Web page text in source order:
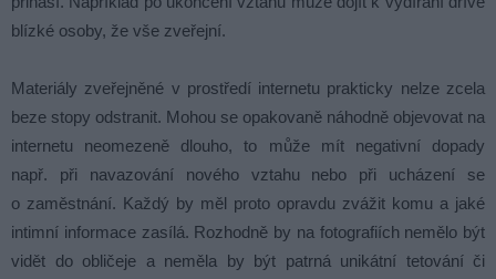
blízké osoby, že vše zveřejní.
Materiály zveřejněné v prostředí internetu prakticky nelze zcela
beze stopy odstranit. Mohou se opakovaně náhodně objevovat na
internetu neomezeně dlouho, to může mít negativní dopady
např. při navazování nového vztahu nebo při ucházení se
o zaměstnání. Každý by měl proto opravdu zvážit komu a jaké
intimní informace zasílá. Rozhodně by na fotografiích nemělo být
vidět do obličeje a neměla by být patrná unikátní tetování či